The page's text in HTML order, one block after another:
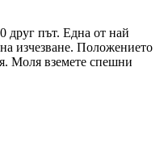
друг път. Една от най
изчезване. Положението
Моля вземете спешни